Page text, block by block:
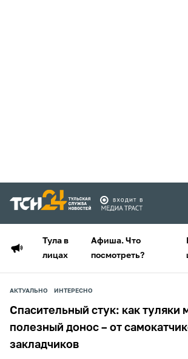
Тула в
лицах
Афиша. Что
посмотреть?
АКТУАЛЬНО ИНТЕРЕСНО
Спасительный стук: как туляки
полезный донос – от
закладчиков